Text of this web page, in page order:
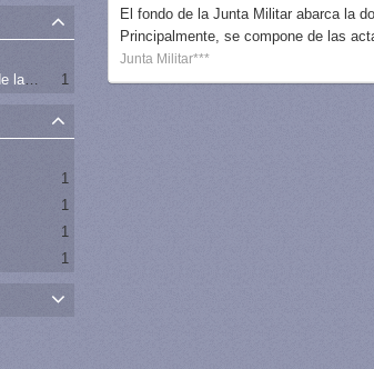
Dirección de Estudios Históricos de la Fuerza Aérea
1
1
1
1
1
El fondo de la Junta Militar abarca la
Principalmente, se compone de las
Junta Militar***